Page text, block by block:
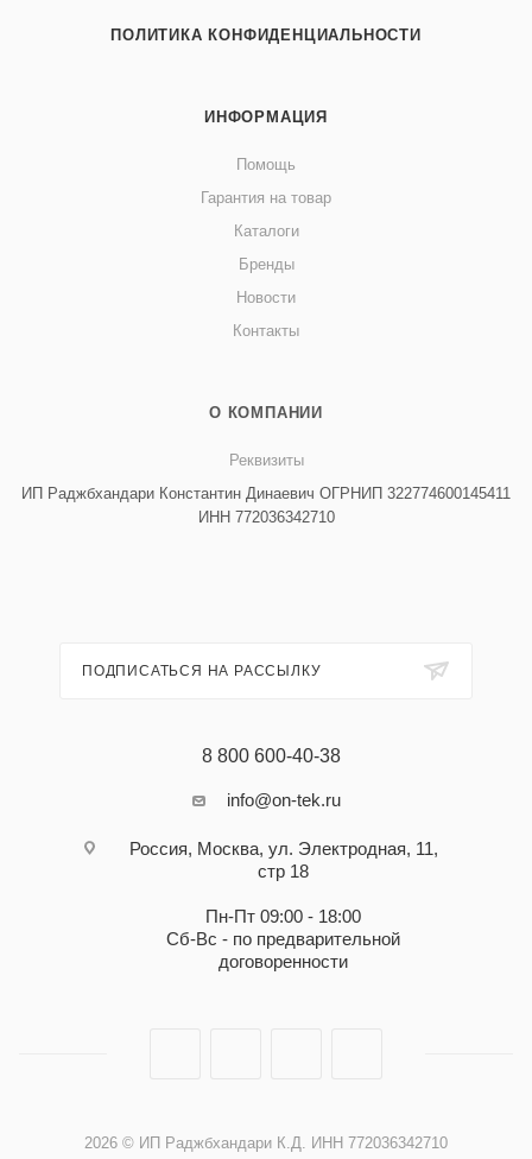
ПОЛИТИКА КОНФИДЕНЦИАЛЬНОСТИ
ИНФОРМАЦИЯ
Помощь
Гарантия на товар
Каталоги
Бренды
Новости
Контакты
О КОМПАНИИ
Реквизиты
ИП Раджбхандари Константин Динаевич ОГРНИП 322774600145411
ИНН 772036342710
ПОДПИСАТЬСЯ НА РАССЫЛКУ
8 800 600-40-38
info@on-tek.ru
Россия, Москва, ул. Электродная, 11,
стр 18
Пн-Пт 09:00 - 18:00
Сб-Вс - по предварительной
договоренности
2026 © ИП Раджбхандари К.Д. ИНН 772036342710